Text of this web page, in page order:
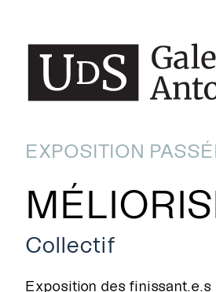
Exposition des
EXPOSITION
Collectif